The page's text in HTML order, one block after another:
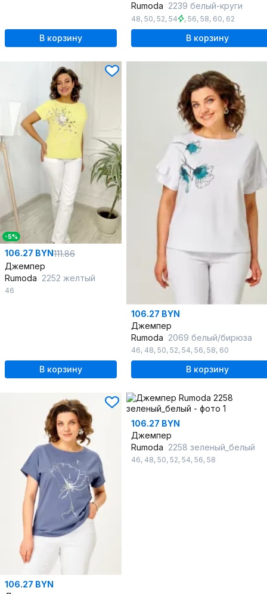
В корзину
Rumoda 2239 белый-круги
48, 50, 52, 54 , 56, 58, 60, 62
В корзину
-5%
106.27 BYN111.86
Джемпер
Rumoda 2252 желтый
46
В корзину
106.27 BYN
Джемпер
Rumoda 2069 белый/бирюза
46, 48, 50, 52, 54, 56, 58, 60
В корзину
106.27 BYN
106.27 BYN
Джемпер
Rumoda 2258 зеленый_белый
46, 48, 50, 52, 54, 56, 58